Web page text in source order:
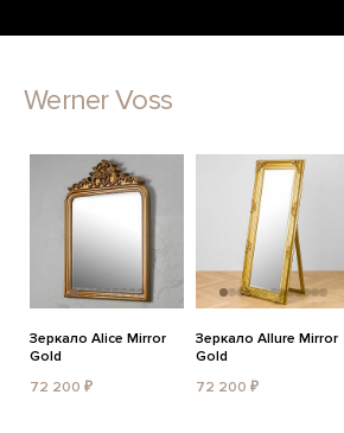
Werner Voss
Зеркало Alice Mirror
Gold
72 200 ₽
Зеркало Allure Mirror
Gold
72 200 ₽